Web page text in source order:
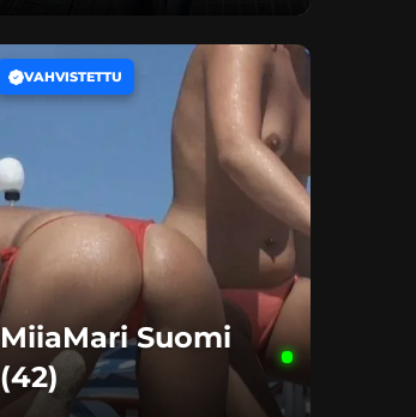
VAHVISTETTU
MiiaMari Suomi
(42)